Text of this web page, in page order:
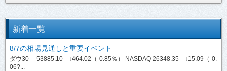
新着一覧
8/7の相場見通しと重要イベント
ダウ30 53885.10 ↓464.02（-0.85％） NASDAQ 26348.35 ↓15.09（-0.
06?...